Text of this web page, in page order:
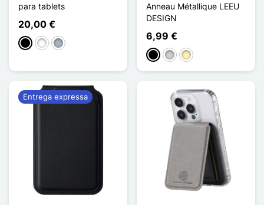
para tablets
20,00 €
PretoBrancoCinzento
Anneau Métallique LEEU
DESIGN
6,99 €
PretoPrataOuro
Entrega expressa